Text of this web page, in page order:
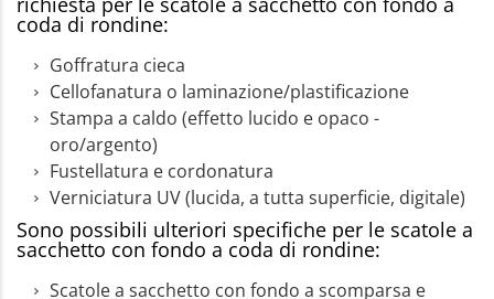
coda di rondine:
Goffratura cieca
Cellofanatura o laminazione/plastificazione
Stampa a caldo (effetto lucido e opaco -
oro/argento)
Fustellatura e cordonatura
Verniciatura UV (lucida, a tutta superficie, digitale)
Sono possibili ulteriori specifiche per le scatole a
sacchetto con fondo a coda di rondine:
Scatole a sacchetto con fondo a scomparsa e